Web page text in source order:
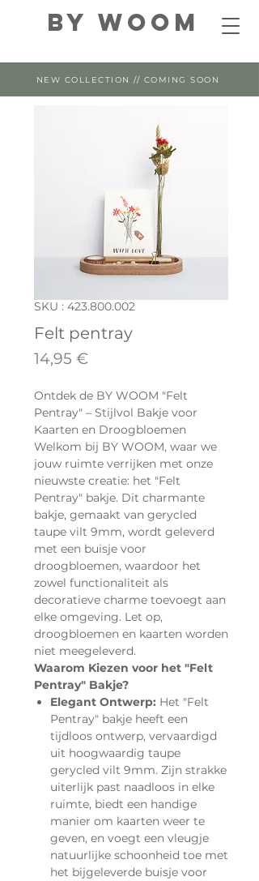
By WOOM
NEW COLLECTION // COMING SOON
SKU : 423.800.002
Felt pentray
14,95 €
Ontdek de BY WOOM "Felt
Pentray" – Stijlvol Bakje voor
Kaarten en Droogbloemen
Welkom bij BY WOOM, waar we
jouw ruimte verrijken met onze
nieuwste creatie: het "Felt
Pentray" bakje. Dit charmante
bakje, gemaakt van gerycled
taupe vilt 9mm, wordt geleverd
met een buisje voor
droogbloemen, waardoor het
zowel functionaliteit als
decoratieve charme toevoegt aan
elke omgeving. Let op,
droogbloemen en kaarten worden
niet meegeleverd.
Waarom Kiezen voor het "Felt
Pentray" Bakje?
Elegant Ontwerp: Het "Felt
Pentray" bakje heeft een
tijdloos ontwerp, vervaardigd
uit hoogwaardig taupe
gerycled vilt 9mm. Zijn strakke
uiterlijk past naadloos in elke
ruimte, biedt een handige
manier om kaarten weer te
geven, en voegt een vleugje
natuurlijke schoonheid toe met
het bijgeleverde buisje voor